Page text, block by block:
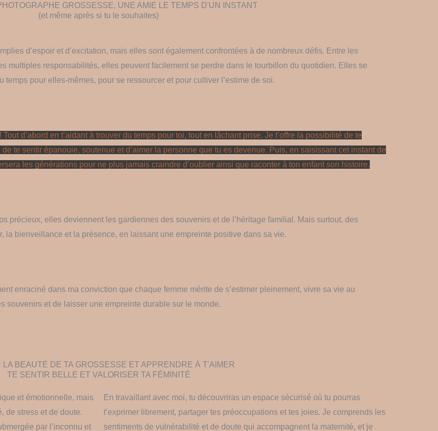
GROSSESSE, UNE AMIE LE TEMPS D'UN INSTANT
(et même après si tu le souhaites)
d’espoir et d’excitation, mais elles sont également confrontées à de nombreux défis. Entre les
multiples responsabilités, elles peuvent facilement se perdre dans le tourbillon du quotidien. Elles se
pour elles-mêmes, pour se ressourcer et pour cultiver l’estime de soi.
d’abord en t’aidant à trouver du temps pour toi, tout en lâchant prise. Je t’offre la possibilité de te
te sentir épanouie, soutenue et d’aimer la personne que tu es devenue. Puis, en saisissant cet instant de
les générations pour ne plus jamais craindre d’oublier ainsi que raconter à ton enfant son histoire.
précieux, elles deviennent les gardiennes des souvenirs et de l’héritage familial. Mais surtout, des
la bienveillance et la présence, en laissant une empreinte positive dans sa vie.
enraciné dans ma conviction que chaque femme mérite de s’estimer pleinement, vivre sa vie au
souvenirs et de laisser une empreinte durable sur le monde.
LA BEAUTÉ DE TA GROSSESSE ET APPRENDRE À T'AIMER
TE SENTIR BELLE ET VALORISER TA FÉMINITÉ
et émotionnelle, mais
de stress et de doute.
par l’inconnu et
En travaillant avec moi, tu découvriras un espace sécurisé où tu pourras
t’exprimer librement, partager tes préoccupations et tes joies. Je comprends les
sentiments de vulnérabilité et de doute qui accompagnent la maternité, et je